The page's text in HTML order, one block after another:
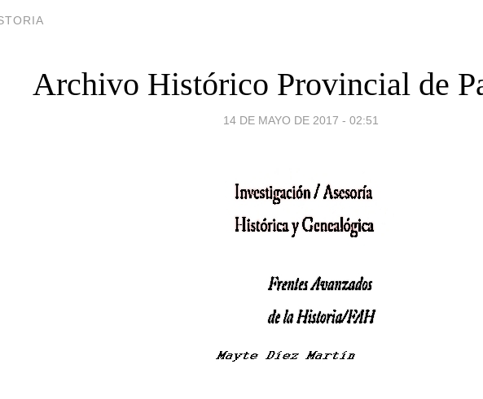
Archivo Histórico Provincial de
14 DE MAYO DE 2017 - 02:51